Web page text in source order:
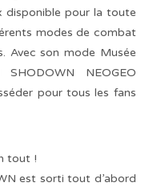
disponible pour la toute
modes de combat
Avec son mode Musée
NEOGEO
pour tous les fans
tout !
est sorti tout d’abord